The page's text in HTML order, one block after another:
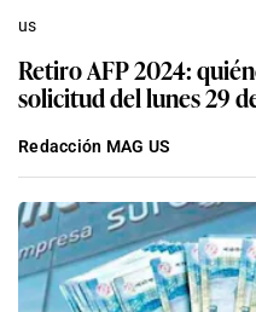
us
Retiro AFP 2024:
solicitud del lunes 29
Redacción MAG US